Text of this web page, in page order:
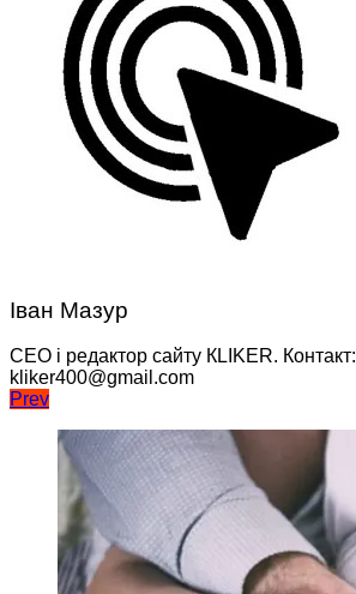
Іван Мазур
CEO і редактор сайту КLIKER. Контакт:
kliker400@gmail.com
Навігація
записів
Prev